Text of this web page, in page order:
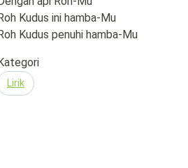
Roh Kudus ini hamba-Mu
Roh Kudus penuhi hamba-Mu
Kategori
Lirik